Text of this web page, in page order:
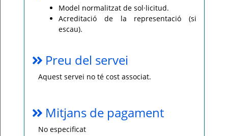
Model normalitzat de sol·licitud.
Acreditació de la representació (si
escau).
Preu del servei
Aquest servei no té cost associat.
Mitjans de pagament
No especificat